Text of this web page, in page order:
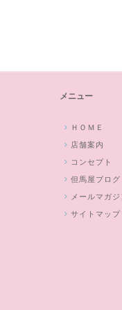
メニュー
ＨＯＭＥ
店舗案内
コンセプト
但馬屋ブログ
メールマガジ
サイトマップ